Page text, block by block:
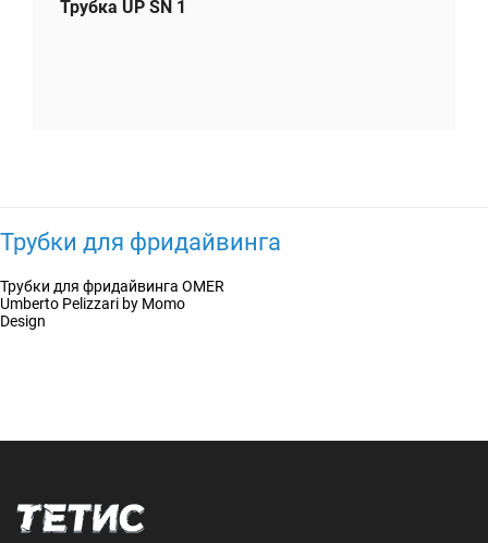
Трубка UP SN 1
Трубки для фридайвинга
Трубки для фридайвинга OMER
Umberto Pelizzari by Momo
Design